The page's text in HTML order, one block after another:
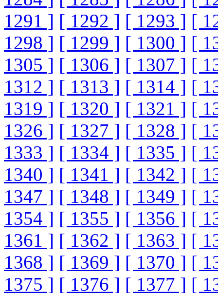
1291 ] [ 1292 ] [ 1293 ] [
1298 ] [ 1299 ] [ 1300 ] [
1305 ] [ 1306 ] [ 1307 ] [
1312 ] [ 1313 ] [ 1314 ] [
1319 ] [ 1320 ] [ 1321 ] [
1326 ] [ 1327 ] [ 1328 ] [
1333 ] [ 1334 ] [ 1335 ] [
1340 ] [ 1341 ] [ 1342 ] [
1347 ] [ 1348 ] [ 1349 ] [
1354 ] [ 1355 ] [ 1356 ] [
1361 ] [ 1362 ] [ 1363 ] [
1368 ] [ 1369 ] [ 1370 ] [
1375 ] [ 1376 ] [ 1377 ] [